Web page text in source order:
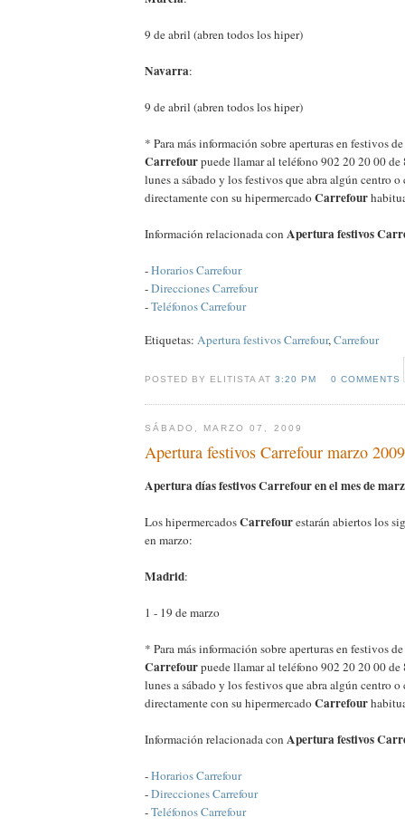
9 de abril (abren todos los hiper)
Navarra:
9 de abril (abren todos los hiper)
* Para más información sobre aperturas en festivos
Carrefourpuede llamar al teléfono 902 20 20 00 de
lunes a sábado y los festivos que abra algún centro
directamente con su hipermercadoCarrefour
Información relacionada con Apertura festivos
-Horarios Carrefour
-Direcciones Carrefour
-Teléfonos Carrefour
Etiquetas: Apertura festivos Carrefour,Carrefour
POSTED BY ELITISTA AT3:20 PM 0 COMMENTS
SÁBADO, MARZO 07, 2009
Apertura festivos Carrefour marzo 2009
Apertura días festivos Carrefour en el mes de
Los hipermercadosCarrefourestarán abiertos los
en marzo:
Madrid:
1 - 19 de marzo
* Para más información sobre aperturas en festivos
Carrefourpuede llamar al teléfono 902 20 20 00 de
lunes a sábado y los festivos que abra algún centro
directamente con su hipermercadoCarrefour
Información relacionada con Apertura festivos
-Horarios Carrefour
-Direcciones Carrefour
-Teléfonos Carrefour